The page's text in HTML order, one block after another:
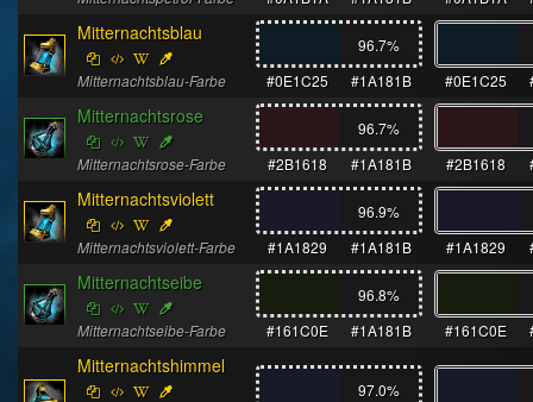
Mitternachtsblau
Mitternachtsblau-Farbe
96.7%
#0E1C25
#1A181B #0E1C25
Mitternachtsrose
Mitternachtsrose-Farbe
96.7%
#2B1618
#1A181B #2B1618
Mitternachtsviolett
Mitternachtsviolett-Farbe
96.9%
#1A1829
#1A181B #1A1829
Mitternachtseibe
Mitternachtseibe-Farbe
96.8%
#161C0E
#1A181B #161C0E
Mitternachtshimmel
97.0%